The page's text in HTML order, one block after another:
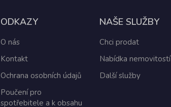
ODKAZY
O nás
Kontakt
Ochrana osobních údajů
Poučení pro
spotřebitele a k obsahu
NAŠE SLUŽBY
Chci prodat
Nabídka nemovitostí
Další služby